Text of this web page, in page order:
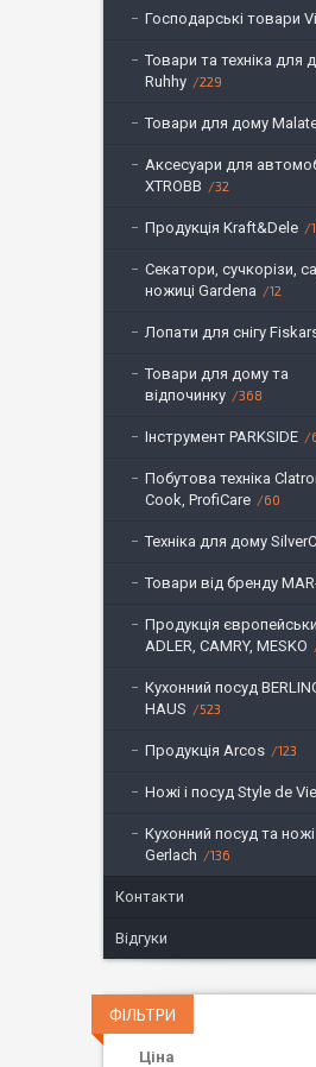
Господарські товари
Товари та техніка для
Ruhhy
229
Товари для дому
Аксесуари для
XTROBB
32
Продукція Kraft&Dele
Секатори, сучкорізи,
ножиці Gardena
12
Лопати для снігу
Товари для дому та
відпочинку
368
Інструмент PARKSIDE
Побутова техніка
Cook, ProfiCare
60
Техніка для дому
Товари від бренду
Продукція
ADLER, CAMRY, MESKO
Кухонний посуд
HAUS
523
Продукція Arcos 123
Ножі і посуд Style de Vie
Кухонний посуд та ножі
Gerlach
136
Контакти
Відгуки
ФІЛЬТРИ
Ціна